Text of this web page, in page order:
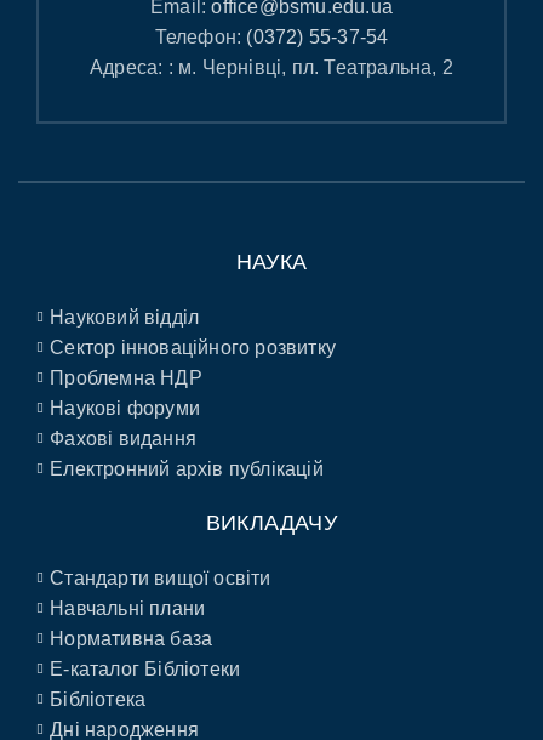
Email:office@bsmu.edu.ua
Телефон: (0372) 55-37-54
Адреса: : м. Чернівці, пл. Театральна, 2
НАУКА
Науковий відділ
Сектор інноваційного розвитку
Проблемна НДР
Наукові форуми
Фахові видання
Електронний архів публікацій
ВИКЛАДАЧУ
Стандарти вищої освіти
Навчальні плани
Нормативна база
E-каталог Бібліотеки
Бібліотека
Дні народження